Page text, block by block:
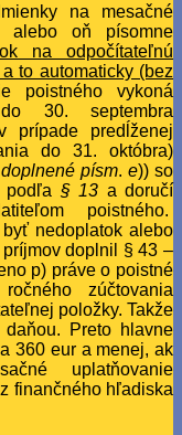
na mesačné
alebo oň písomne
na odpočítateľnú
to automaticky (bez
poistného vykoná
30. septembra
prípade predĺženej
do 31. októbra)
písm. e)) so
podľa § 13 a doručí
poistného.
nedoplatok alebo
doplnil § 43 –
p) práve o poistné
zúčtovania
položky. Takže
Preto hlavne
360 eur a menej, ak
uplatňovanie
finančného hľadiska